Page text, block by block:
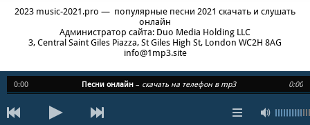
2023 music-2021.pro — популярные песни 2021 скачать и слушать
онлайн
Администратор сайта: Duo Media Holding LLC
3, Central Saint Giles Piazza, St Giles High St, London WC2H 8AG
info@1mp3.site
0:00 0:00
Песни онлайн – скачать на телефон в mp3